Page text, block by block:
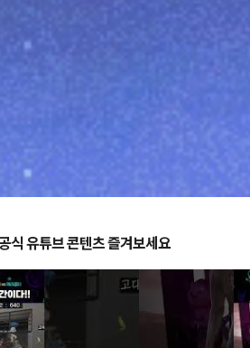
식 유튜브 콘텐츠 즐겨보세요